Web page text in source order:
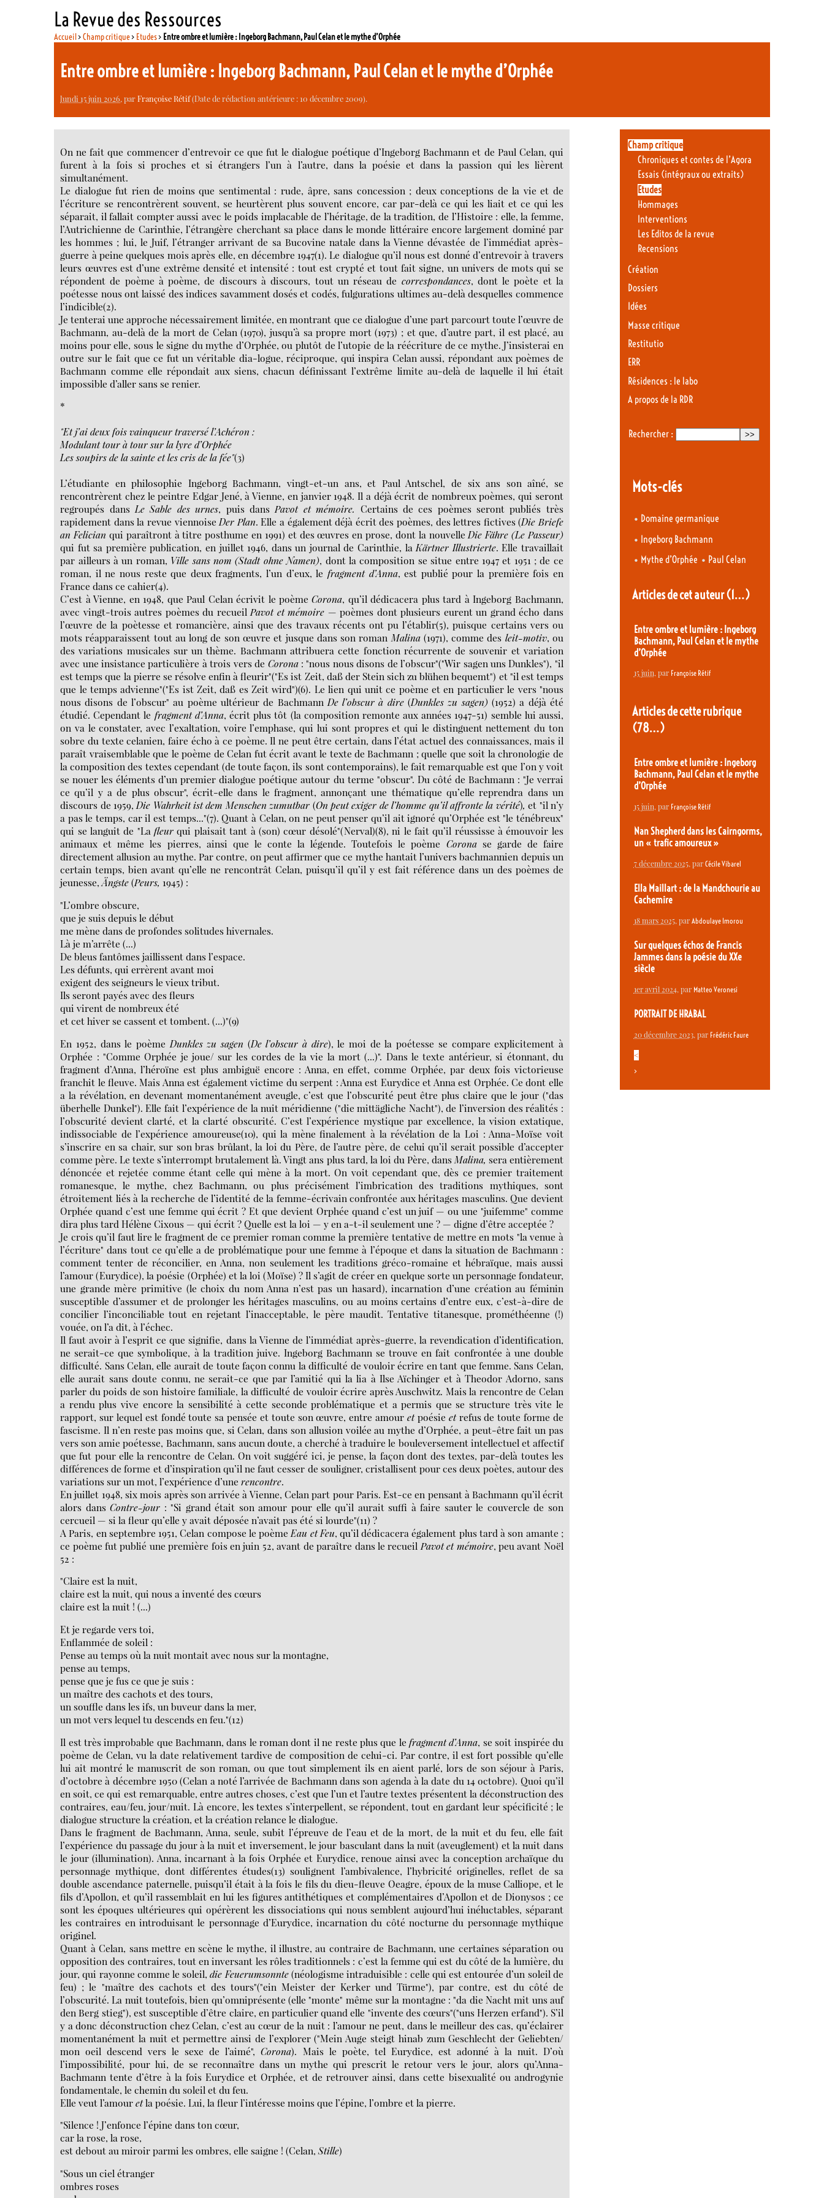
La Revue des Ressources
Accueil>Champ critique> Etudes> Entre ombre et lumière : Ingeborg Bachmann, Paul Celan et le mythe d’Orphée
Entre ombre et lumière : Ingeborg Bachmann, Paul Celan et le mythe d’Orphée
lundi 15 juin 2026, parFrançoise Rétif(Date de rédaction antérieure : 10 décembre 2009).
On ne fait que commencer d’entrevoir ce que fut le dialogue poétique d’Ingeborg Bachmann et de Paul Celan, qui
furent à la fois si proches et si étrangers l’un à l’autre, dans la poésie et dans la passion qui les lièrent
simultanément.
Le dialogue fut rien de moins que sentimental : rude, âpre, sans concession ; deux conceptions de la vie et de
l’écriture se rencontrèrent souvent, se heurtèrent plus souvent encore, car par-delà ce qui les liait et ce qui les
séparait, il fallait compter aussi avec le poids implacable de l’héritage, de la tradition, de l’Histoire : elle, la femme,
l’Autrichienne de Carinthie, l’étrangère cherchant sa place dans le monde littéraire encore largement dominé par
les hommes ; lui, le Juif, l’étranger arrivant de sa Bucovine natale dans la Vienne dévastée de l’immédiat après-
guerre à peine quelques mois après elle, en décembre 1947(1). Le dialogue qu’il nous est donné d’entrevoir à travers
leurs œuvres est d’une extrême densité et intensité : tout est crypté et tout fait signe, un univers de mots qui se
répondent de poème à poème, de discours à discours, tout un réseau de correspondances, dont le poète et la
poétesse nous ont laissé des indices savamment dosés et codés, fulgurations ultimes au-delà desquelles commence
l’indicible(2).
Je tenterai une approche nécessairement limitée, en montrant que ce dialogue d’une part parcourt toute l’œuvre de
Bachmann, au-delà de la mort de Celan (1970), jusqu’à sa propre mort (1973) ; et que, d’autre part, il est placé, au
moins pour elle, sous le signe du mythe d’Orphée, ou plutôt de l’utopie de la réécriture de ce mythe. J’insisterai en
outre sur le fait que ce fut un véritable dia-logue, réciproque, qui inspira Celan aussi, répondant aux poèmes de
Bachmann comme elle répondait aux siens, chacun définissant l’extrême limite au-delà de laquelle il lui était
impossible d’aller sans se renier.
*
"Et j’ai deux fois vainqueur traversé l’Achéron :
Modulant tour à tour sur la lyre d’Orphée
Les soupirs de la sainte et les cris de la fée"(3)
L’étudiante en philosophie Ingeborg Bachmann, vingt-et-un ans, et Paul Antschel, de six ans son aîné, se
rencontrèrent chez le peintre Edgar Jené, à Vienne, en janvier 1948. Il a déjà écrit de nombreux poèmes, qui seront
regroupés dansLe Sable des urnes, puis dansPavot et mémoire. Certains de ces poèmes seront publiés très
rapidement dans la revue viennoiseDer Plan. Elle a également déjà écrit des poèmes, des lettres fictives (Die Briefe
an Felician qui paraîtront à titre posthume en 1991) et des œuvres en prose, dont la nouvelleDie Fähre (Le Passeur)
qui fut sa première publication, en juillet 1946, dans un journal de Carinthie, laKärtner Illustrierte. Elle travaillait
par ailleurs à un roman, Ville sans nom (Stadt ohne Namen), dont la composition se situe entre 1947 et 1951 ; de ce
roman, il ne nous reste que deux fragments, l’un d’eux, le fragment d’Anna, est publié pour la première fois en
France dans ce cahier(4).
C’est à Vienne, en 1948, que Paul Celan écrivit le poèmeCorona, qu’il dédicacera plus tard à Ingeborg Bachmann,
avec vingt-trois autres poèmes du recueilPavot et mémoire — poèmes dont plusieurs eurent un grand écho dans
l’œuvre de la poètesse et romancière, ainsi que des travaux récents ont pu l’établir(5), puisque certains vers ou
mots réapparaissent tout au long de son œuvre et jusque dans son romanMalina(1971), comme des leit-motiv, ou
des variations musicales sur un thème. Bachmann attribuera cette fonction récurrente de souvenir et variation
avec une insistance particulière à trois vers de Corona: "nous nous disons de l’obscur"("Wir sagen uns Dunkles"), "il
est temps que la pierre se résolve enfin à fleurir"("Es ist Zeit, daß der Stein sich zu blühen bequemt") et "il est temps
que le temps advienne"("Es ist Zeit, daß es Zeit wird")(6). Le lien qui unit ce poème et en particulier le vers "nous
nous disons de l’obscur" au poème ultérieur de BachmannDe l’obscur à dire(Dunkles zu sagen) (1952) a déjà été
étudié. Cependant le fragment d’Anna, écrit plus tôt (la composition remonte aux années 1947-51) semble lui aussi,
on va le constater, avec l’exaltation, voire l’emphase, qui lui sont propres et qui le distinguent nettement du ton
sobre du texte celanien, faire écho à ce poème. Il ne peut être certain, dans l’état actuel des connaissances, mais il
paraît vraisemblable que le poème de Celan fut écrit avant le texte de Bachmann ; quelle que soit la chronologie de
la composition des textes cependant (de toute façon, ils sont contemporains), le fait remarquable est que l’on y voit
se nouer les éléments d’un premier dialogue poétique autour du terme "obscur". Du côté de Bachmann : "Je verrai
ce qu’il y a de plus obscur", écrit-elle dans le fragment, annonçant une thématique qu’elle reprendra dans un
discours de 1959,Die Wahrheit ist dem Menschen zumutbar (On peut exiger de l’homme qu’il affronte la vérité),et "il n’y
a pas le temps, car il est temps..."(7). Quant à Celan, on ne peut penser qu’il ait ignoré qu’Orphée est "le ténébreux"
qui se languit de "Lafleur qui plaisait tant à (son) cœur désolé"(Nerval)(8), ni le fait qu’il réussisse à émouvoir les
animaux et même les pierres, ainsi que le conte la légende. Toutefois le poème Coronase garde de faire
directement allusion au mythe. Par contre, on peut affirmer que ce mythe hantait l’univers bachmannien depuis un
certain temps, bien avant qu’elle ne rencontrât Celan, puisqu’il qu’il y est fait référence dans un des poèmes de
jeunesse,Ängste(Peurs, 1945) :
"L’ombre obscure,
que je suis depuis le début
me mène dans de profondes solitudes hivernales.
Là je m’arrête (...)
De bleus fantômes jaillissent dans l’espace.
Les défunts, qui errèrent avant moi
exigent des seigneurs le vieux tribut.
Ils seront payés avec des fleurs
qui virent de nombreux été
et cet hiver se cassent et tombent. (...)"(9)
En 1952, dans le poème Dunkles zu sagen (De l’obscur à dire), le moi de la poétesse se compare explicitement à
Orphée : "Comme Orphée je joue/ sur les cordes de la vie la mort (...)". Dans le texte antérieur, si étonnant, du
fragment d’Anna, l’héroïne est plus ambiguë encore : Anna, en effet, comme Orphée, par deux fois victorieuse
franchit le fleuve. Mais Anna est également victime du serpent : Anna est Eurydice et Anna est Orphée. Ce dont elle
a la révélation, en devenant momentanément aveugle, c’est que l’obscurité peut être plus claire que le jour ("das
überhelle Dunkel"). Elle fait l’expérience de la nuit méridienne ("die mittägliche Nacht"), de l’inversion des réalités :
l’obscurité devient clarté, et la clarté obscurité. C’est l’expérience mystique par excellence, la vision extatique,
indissociable de l’expérience amoureuse(10), qui la mène finalement à la révélation de la Loi : Anna-Moïse voit
s’inscrire en sa chair, sur son bras brûlant, la loi du Père, de l’autre père, de celui qu’il serait possible d’accepter
comme père. Le texte s’interrompt brutalement là. Vingt ans plus tard, la loi du Père, dans Malina, sera entièrement
dénoncée et rejetée comme étant celle qui mène à la mort. On voit cependant que, dès ce premier traitement
romanesque, le mythe, chez Bachmann, ou plus précisément l’imbrication des traditions mythiques, sont
étroitement liés à la recherche de l’identité de la femme-écrivain confrontée aux héritages masculins. Que devient
Orphée quand c’est une femme qui écrit ? Et que devient Orphée quand c’est un juif — ou une "juifemme" comme
dira plus tard Hélène Cixous — qui écrit ? Quelle est la loi — y en a-t-il seulement une ? — digne d’être acceptée ?
Je crois qu’il faut lire le fragment de ce premier roman comme la première tentative de mettre en mots "la venue à
l’écriture" dans tout ce qu’elle a de problématique pour une femme à l’époque et dans la situation de Bachmann :
comment tenter de réconcilier, en Anna, non seulement les traditions gréco-romaine et hébraïque, mais aussi
l’amour (Eurydice), la poésie (Orphée) et la loi (Moïse) ? Il s’agit de créer en quelque sorte un personnage fondateur,
une grande mère primitive (le choix du nom Anna n’est pas un hasard), incarnation d’une création au féminin
susceptible d’assumer et de prolonger les héritages masculins, ou au moins certains d’entre eux, c’est-à-dire de
concilier l’inconciliable tout en rejetant l’inacceptable, le père maudit. Tentative titanesque, prométhéenne (!)
vouée, on l’a dit, à l’échec.
Il faut avoir à l’esprit ce que signifie, dans la Vienne de l’immédiat après-guerre, la revendication d’identification,
ne serait-ce que symbolique, à la tradition juive. Ingeborg Bachmann se trouve en fait confrontée à une double
difficulté. Sans Celan, elle aurait de toute façon connu la difficulté de vouloir écrire en tant que femme. Sans Celan,
elle aurait sans doute connu, ne serait-ce que par l’amitié qui la lia à Ilse Aïchinger et à Theodor Adorno, sans
parler du poids de son histoire familiale, la difficulté de vouloir écrire après Auschwitz. Mais la rencontre de Celan
a rendu plus vive encore la sensibilité à cette seconde problématique et a permis que se structure très vite le
rapport, sur lequel est fondé toute sa pensée et toute son œuvre, entre amour etpoésie etrefus de toute forme de
fascisme. Il n’en reste pas moins que, si Celan, dans son allusion voilée au mythe d’Orphée, a peut-être fait un pas
vers son amie poétesse, Bachmann, sans aucun doute, a cherché à traduire le bouleversement intellectuel et affectif
que fut pour elle la rencontre de Celan. On voit suggéré ici, je pense, la façon dont des textes, par-delà toutes les
différences de forme et d’inspiration qu’il ne faut cesser de souligner, cristallisent pour ces deux poètes, autour des
variations sur un mot, l’expérience d’unerencontre.
En juillet 1948, six mois après son arrivée à Vienne, Celan part pour Paris. Est-ce en pensant à Bachmann qu’il écrit
alors dansContre-jour : "Si grand était son amour pour elle qu’il aurait suffi à faire sauter le couvercle de son
cercueil — si la fleur qu’elle y avait déposée n’avait pas été si lourde"(11) ?
A Paris, en septembre 1951, Celan compose le poème Eau et Feu, qu’il dédicacera également plus tard à son amante ;
ce poème fut publié une première fois en juin 52, avant de paraître dans le recueil Pavot et mémoire, peu avant Noël
52 :
"Claire est la nuit,
claire est la nuit, qui nous a inventé des cœurs
claire est la nuit ! (...)
Et je regarde vers toi,
Enflammée de soleil :
Pense au temps où la nuit montait avec nous sur la montagne,
pense au temps,
pense que je fus ce que je suis :
un maître des cachots et des tours,
un souffle dans les ifs, un buveur dans la mer,
un mot vers lequel tu descends en feu."(12)
Il est très improbable que Bachmann, dans le roman dont il ne reste plus que lefragment d’Anna, se soit inspirée du
poème de Celan, vu la date relativement tardive de composition de celui-ci. Par contre, il est fort possible qu’elle
lui ait montré le manuscrit de son roman, ou que tout simplement ils en aient parlé, lors de son séjour à Paris,
d’octobre à décembre 1950 (Celan a noté l’arrivée de Bachmann dans son agenda à la date du 14 octobre). Quoi qu’il
en soit, ce qui est remarquable, entre autres choses, c’est que l’un et l’autre textes présentent la déconstruction des
contraires, eau/feu, jour/nuit. Là encore, les textes s’interpellent, se répondent, tout en gardant leur spécificité ; le
dialogue structure la création, et la création relance le dialogue.
Dans le fragment de Bachmann, Anna, seule, subit l’épreuve de l’eau et de la mort, de la nuit et du feu, elle fait
l’expérience du passage du jour à la nuit et inversement, le jour basculant dans la nuit (aveuglement) et la nuit dans
le jour (illumination). Anna, incarnant à la fois Orphée et Eurydice, renoue ainsi avec la conception archaïque du
personnage mythique, dont différentes études(13) soulignent l’ambivalence, l’hybricité originelles, reflet de sa
double ascendance paternelle, puisqu’il était à la fois le fils du dieu-fleuve Oeagre, époux de la muse Calliope, et le
fils d’Apollon, et qu’il rassemblait en lui les figures antithétiques et complémentaires d’Apollon et de Dionysos ; ce
sont les époques ultérieures qui opérèrent les dissociations qui nous semblent aujourd’hui inéluctables, séparant
les contraires en introduisant le personnage d’Eurydice, incarnation du côté nocturne du personnage mythique
originel.
Quant à Celan, sans mettre en scène le mythe, il illustre, au contraire de Bachmann, une certaines séparation ou
opposition des contraires, tout en inversant les rôles traditionnels : c’est la femme qui est du côté de la lumière, du
jour, qui rayonne comme le soleil,die Feuerumsonnte(néologisme intraduisible : celle qui est entourée d’un soleil de
feu) ; le "maître des cachots et des tours"("ein Meister der Kerker und Türme"), par contre, est du côté de
l’obscurité. La nuit toutefois, bien qu’omniprésente (elle "monte" même sur la montagne : "da die Nacht mit uns auf
den Berg stieg"), est susceptible d’être claire, en particulier quand elle "invente des cœurs"("uns Herzen erfand"). S’il
y a donc déconstruction chez Celan, c’est au cœur de la nuit : l’amour ne peut, dans le meilleur des cas, qu’éclairer
momentanément la nuit et permettre ainsi de l’explorer ("Mein Auge steigt hinab zum Geschlecht der Geliebten/
mon oeil descend vers le sexe de l’aimé",Corona). Mais le poète, tel Eurydice, est adonné à la nuit. D’où
l’impossibilité, pour lui, de se reconnaître dans un mythe qui prescrit le retour vers le jour, alors qu’Anna-
Bachmann tente d’être à la fois Eurydice et Orphée, et de retrouver ainsi, dans cette bisexualité ou androgynie
fondamentale, le chemin du soleil et du feu.
Elle veut l’amouretla poésie. Lui, la fleur l’intéresse moins que l’épine, l’ombre et la pierre.
"Silence ! J’enfonce l’épine dans ton cœur,
car la rose, la rose,
est debout au miroir parmi les ombres, elle saigne ! (Celan,Stille)
"Sous un ciel étranger
ombres roses
Champ critique
Chroniques et contes de l’Agora
Essais (intégraux ou extraits)
Etudes
Hommages
Interventions
Les Editos de la revue
Recensions
Création
Dossiers
Idées
Masse critique
Restitutio
ERR
Résidences : le labo
A propos de la RDR
Rechercher :
Mots-clés
• Domaine germanique
• Ingeborg Bachmann
• Mythe d’Orphée • Paul Celan
Articles de cet auteur(1…)
Entre ombre et lumière : Ingeborg
Bachmann, Paul Celan et le mythe
d’Orphée
15 juin, par Françoise Rétif
Articles de cette rubrique
(78…)
Entre ombre et lumière : Ingeborg
Bachmann, Paul Celan et le mythe
d’Orphée
15 juin, par Françoise Rétif
Nan Shepherd dans les Cairngorms,
un « trafic amoureux »
7 décembre 2025, par Cécile Vibarel
Ella Maillart : de la Mandchourie au
Cachemire
18 mars 2025, par Abdoulaye Imorou
Sur quelques échos de Francis
Jammes dans la poésie du XXe
siècle
1er avril 2024, par Matteo Veronesi
PORTRAIT DE HRABAL
20 décembre 2023, par Frédéric Faure
<
>